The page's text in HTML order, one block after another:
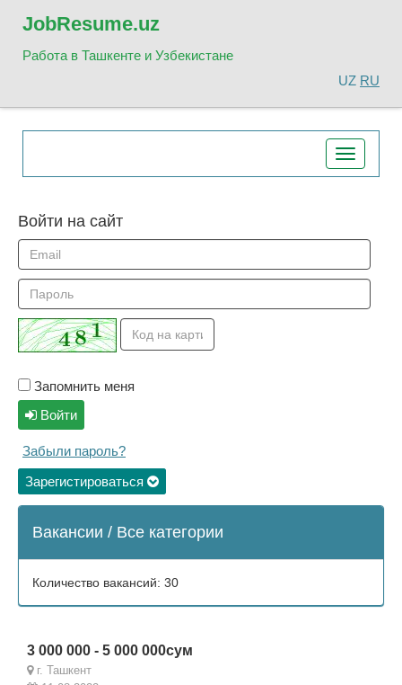
JobResume.uz
Работа в Ташкенте и Узбекистане
UZ RU
Toggle
navigation
Войти на сайт
Запомнить меня
Войти
Забыли пароль?
Зарегистироваться
Вакансии / Все категории
Количество вакансий: 30
3 000 000 - 5 000 000сум
г. Ташкент